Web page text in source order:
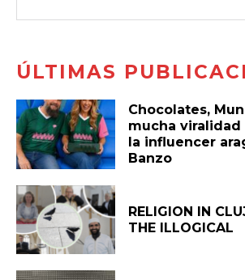
ÚLTIMAS
Chocolates,
mucha
la influencer
Banzo
RELIGION IN
THE ILLOGICAL